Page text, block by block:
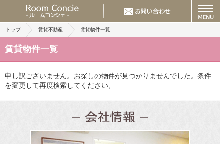
トップ 賃貸不動産 賃貸物件一覧
賃貸物件一覧
申し訳ございません。お探しの物件が見つかりませんでした。条件
を変更して再度検索してください。